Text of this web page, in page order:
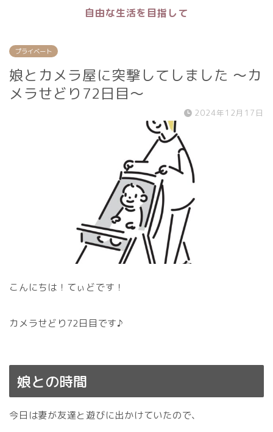
自由な生活を目指して
プライベート
娘とカメラ屋に突撃してしました 〜カ
メラせどり72日目〜
2024年12月17日
こんにちは！てぃどです！
カメラせどり72日目です♪
娘との時間
今日は妻が友達と遊びに出かけていたので、